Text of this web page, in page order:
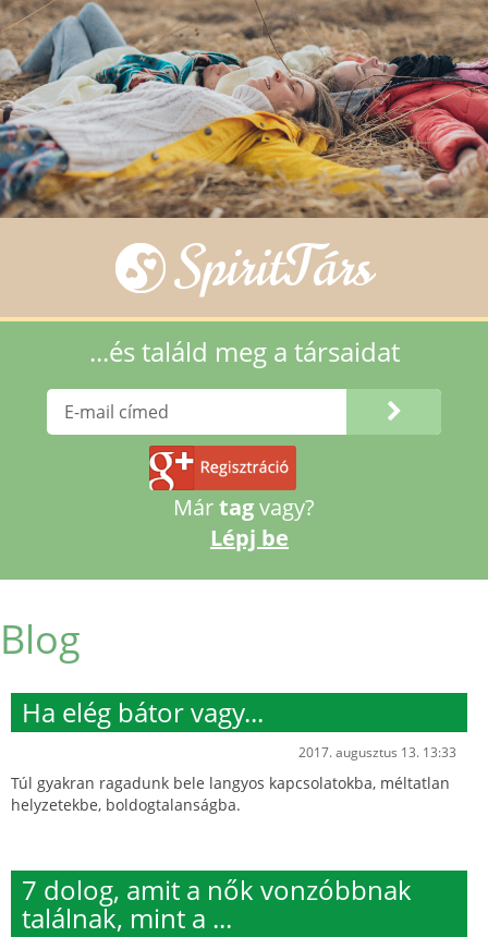
SpiritTárs
...és találd meg a társaidat
Mártagvagy?
Lépj be
Blog
Ha elég bátor vagy...
2017. augusztus 13. 13:33
Túl gyakran ragadunk bele langyos kapcsolatokba, méltatlan
helyzetekbe, boldogtalanságba.
7 dolog, amit a nők vonzóbbnak
találnak, mint a ...